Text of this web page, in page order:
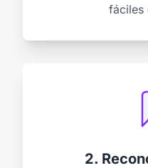
fáciles
2.